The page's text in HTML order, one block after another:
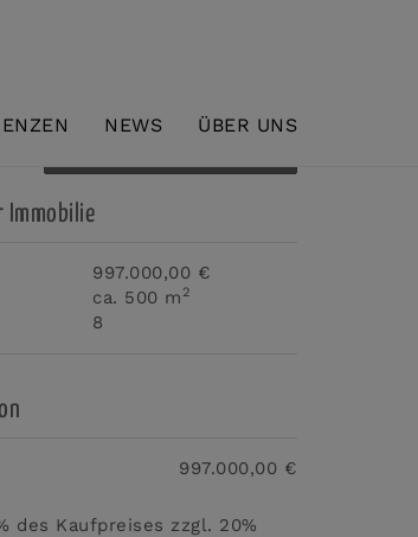
NEWS ÜBER UNS
Immobilie
997.000,00 €
ca. 500 m 2
8
997.000,00 €
des Kaufpreises zzgl. 20%